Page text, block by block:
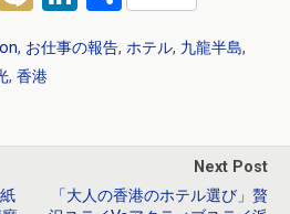
ixi
n
ke
n
, お仕事の報告, ホテル, 九龍半島,
, 香港
Next Post
「大人の香港のホテル選び」贅